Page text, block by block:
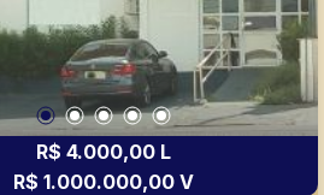
R$ 4.000,00 L
R$ 1.000.000,00 V